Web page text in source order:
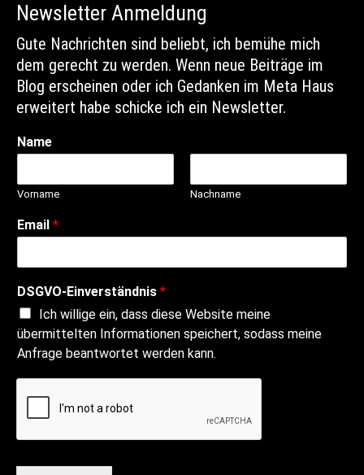
Newsletter Anmeldung
Gute Nachrichten sind beliebt, ich bemühe mich
dem gerecht zu werden. Wenn neue Beiträge im
Blog erscheinen oder ich Gedanken im Meta Haus
erweitert habe schicke ich ein Newsletter.
Name
Vorname Nachname
Email *
DSGVO-Einverständnis *
Ich willige ein, dass diese Website meine
übermittelten Informationen speichert, sodass meine
Anfrage beantwortet werden kann.